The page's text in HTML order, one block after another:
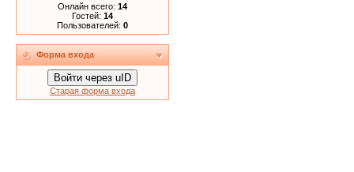
Онлайн всего: 14
Гостей: 14
Пользователей: 0
Форма входа
Войти через uID
Старая форма входа